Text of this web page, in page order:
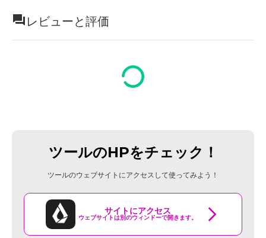
レビューと評価
ツールのHPをチェック！
ツールのウェブサイトにアクセスして使ってみよう！
サイトにアクセス
ウェブサイトは別のウィンドーで開きます。